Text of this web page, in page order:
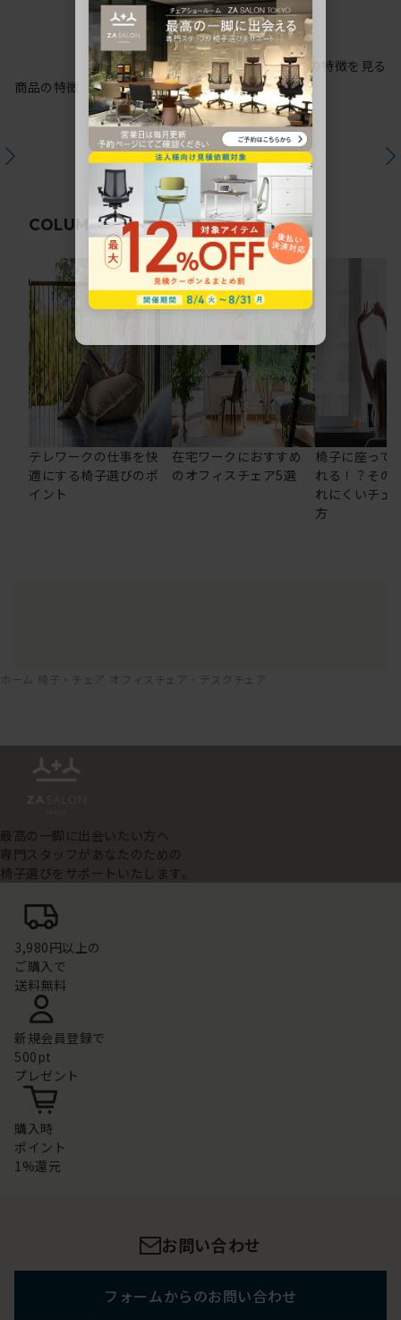
商品の特徴
シリーズの特徴を見る
COLUMN関連コラム
テレワークの仕事を快
適にする椅子選びのポ
イント
在宅ワークにおすすめ
のオフィスチェア5選
椅子に座って
れる！？その
れにくいチェ
方
ホーム 椅子・チェア オフィスチェア・デスクチェア
最高の一脚に出会いたい方へ
専門スタッフがあなたのための
椅子選びをサポートいたします。
3,980円以上の
ご購入で
送料無料
新規会員登録で
500pt
プレゼント
購入時
ポイント
1%還元
お問い合わせ
フォームからのお問い合わせ